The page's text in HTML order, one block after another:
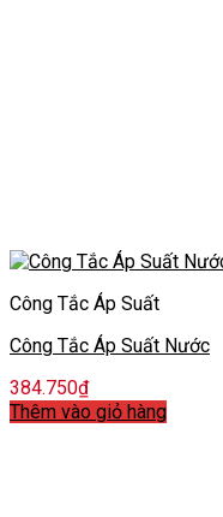
Công Tắc Áp Suất
Công Tắc Áp Suất Nước
384.750₫
Thêm vào giỏ hàng